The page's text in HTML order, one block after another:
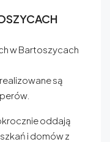
w Bartoszycach
są
oddają
i domów z